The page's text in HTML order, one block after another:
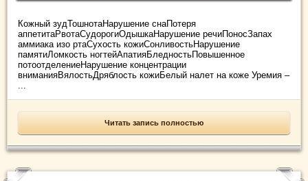
Кожный зудТошнотаНарушение снаПотеря
аппетитаРвотаСудорогиОдышкаНарушение речиПоносЗапах
аммиака изо ртаСухость кожиСонливостьНарушение
памятиЛомкость ногтейАпатияБледностьПовышенное
потоотделениеНарушение концентрации
вниманияВялостьДряблость кожиБелый налет на коже Уремия –
...
Читать запись полностью